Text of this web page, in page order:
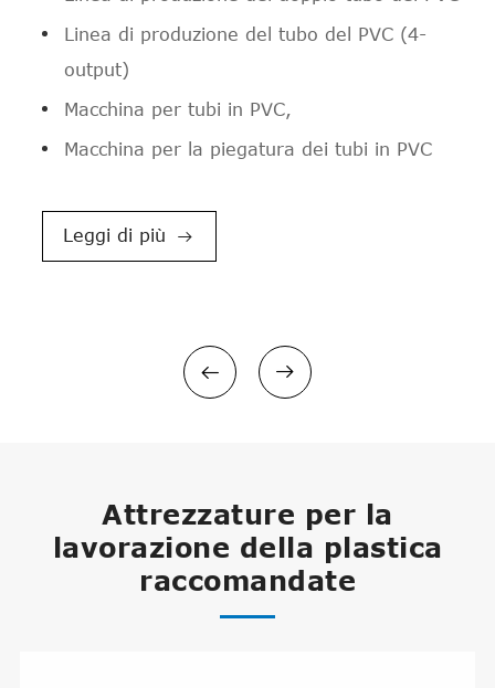
Linea di produzione del tubo del PVC (4-
output)
Macchina per tubi in PVC,
Macchina per la piegatura dei tubi in PVC
Leggi di più 
Linea di riciclaggio e lavaggio del film LDPE
BOPP
Trituratore a doppio albero
PVC/WPC linea di pelletizzazione
Striscia di gomma della guarnizione di
EPDM/linea dell'estrusione di profilo

 
Attrezzature per la
lavorazione della plastica
raccomandate